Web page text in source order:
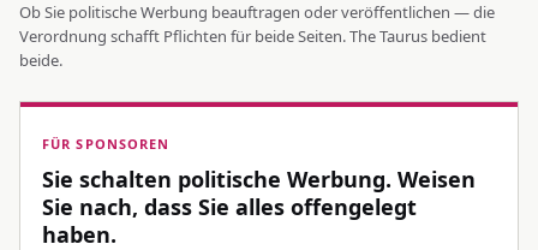
Ob Sie politische Werbung beauftragen oder veröffentlichen — die
Verordnung schafft Pflichten für beide Seiten. The Taurus bedient
beide.
FÜR SPONSOREN
Sie schalten politische Werbung. Weisen
Sie nach, dass Sie alles offengelegt
haben.